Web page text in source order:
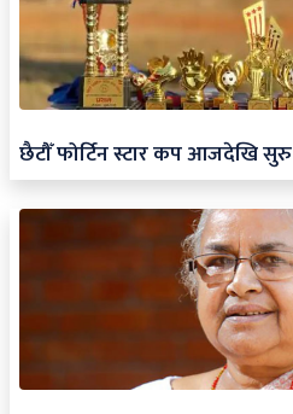
छैटौँ फोर्टिन स्टार कप आजदेखि सुरु